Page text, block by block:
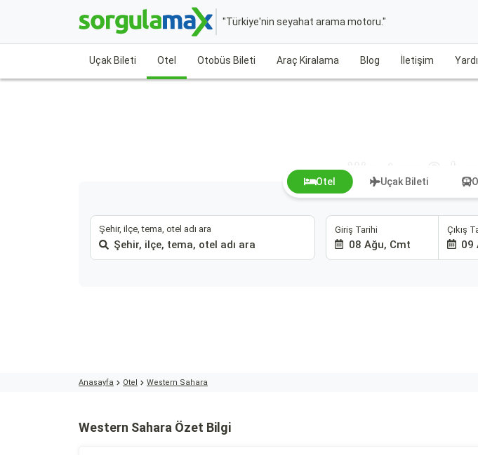
"Türkiye'nin seyahat arama motoru."
Uçak Bileti Otel Otobüs Bileti Araç Kiralama Blog İletişim
Western
Otel Uçak Bileti
Şehir, ilçe, tema, otel adı ara Giriş Tarihi
08 Ağu, Cmt
Çıkış
09
Anasayfa Otel Western Sahara
Western Sahara Özet Bilgi